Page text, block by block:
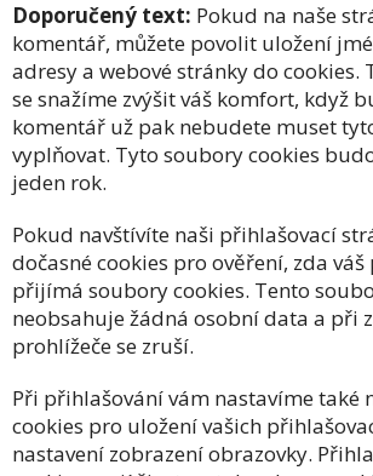
Doporučený text: Pokud na naše
komentář, můžete povolit uložení
adresy a webové stránky do cookies.
se snažíme zvýšit váš komfort, když
komentář už pak nebudete muset
vyplňovat. Tyto soubory cookies
jeden rok.
Pokud navštívíte naši přihlašovací
dočasné cookies pro ověření, zda
přijímá soubory cookies. Tento
neobsahuje žádná osobní data a při
prohlížeče se zruší.
Při přihlašování vám nastavíme také
cookies pro uložení vašich
nastavení zobrazení obrazovky.